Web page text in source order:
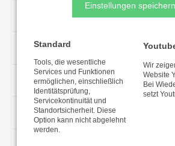
Martin Luther Stift
Haus Bergfrieden
Caroline Fliedner Haus
Karl Ferdinand Haus
Einstellungen
Standard
Tools, die wesentliche
Services und Funktionen
ermöglichen, einschließlich
Identitätsprüfung,
Servicekontinuität und
Standortsicherheit. Diese
Option kann nicht abgelehnt
werden.
Wir
Website
Bei
setzt